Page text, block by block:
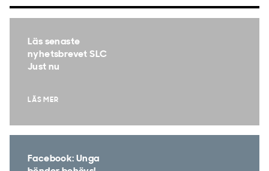
Läs senaste
nyhetsbrevet SLC
Just nu
LÄS MER
Facebook: Unga